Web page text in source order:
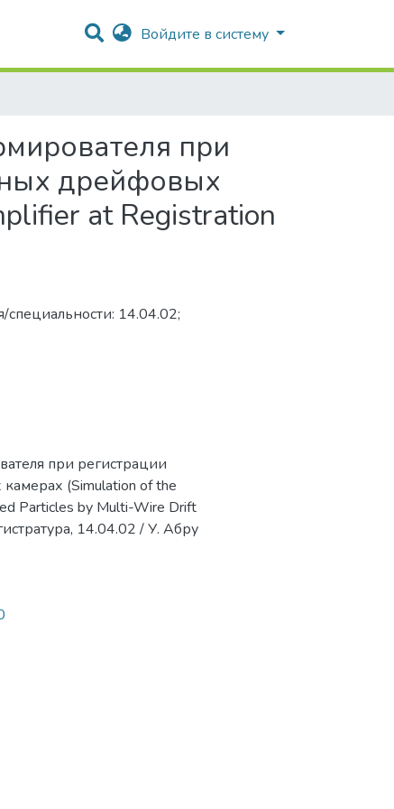
Войдите в систему
при
дрейфовых
at Registration
специальности: 14.04.02;
при регистрации
(Simulation of the
Particles by Multi-Wire Drift
14.04.02 / У. Абру